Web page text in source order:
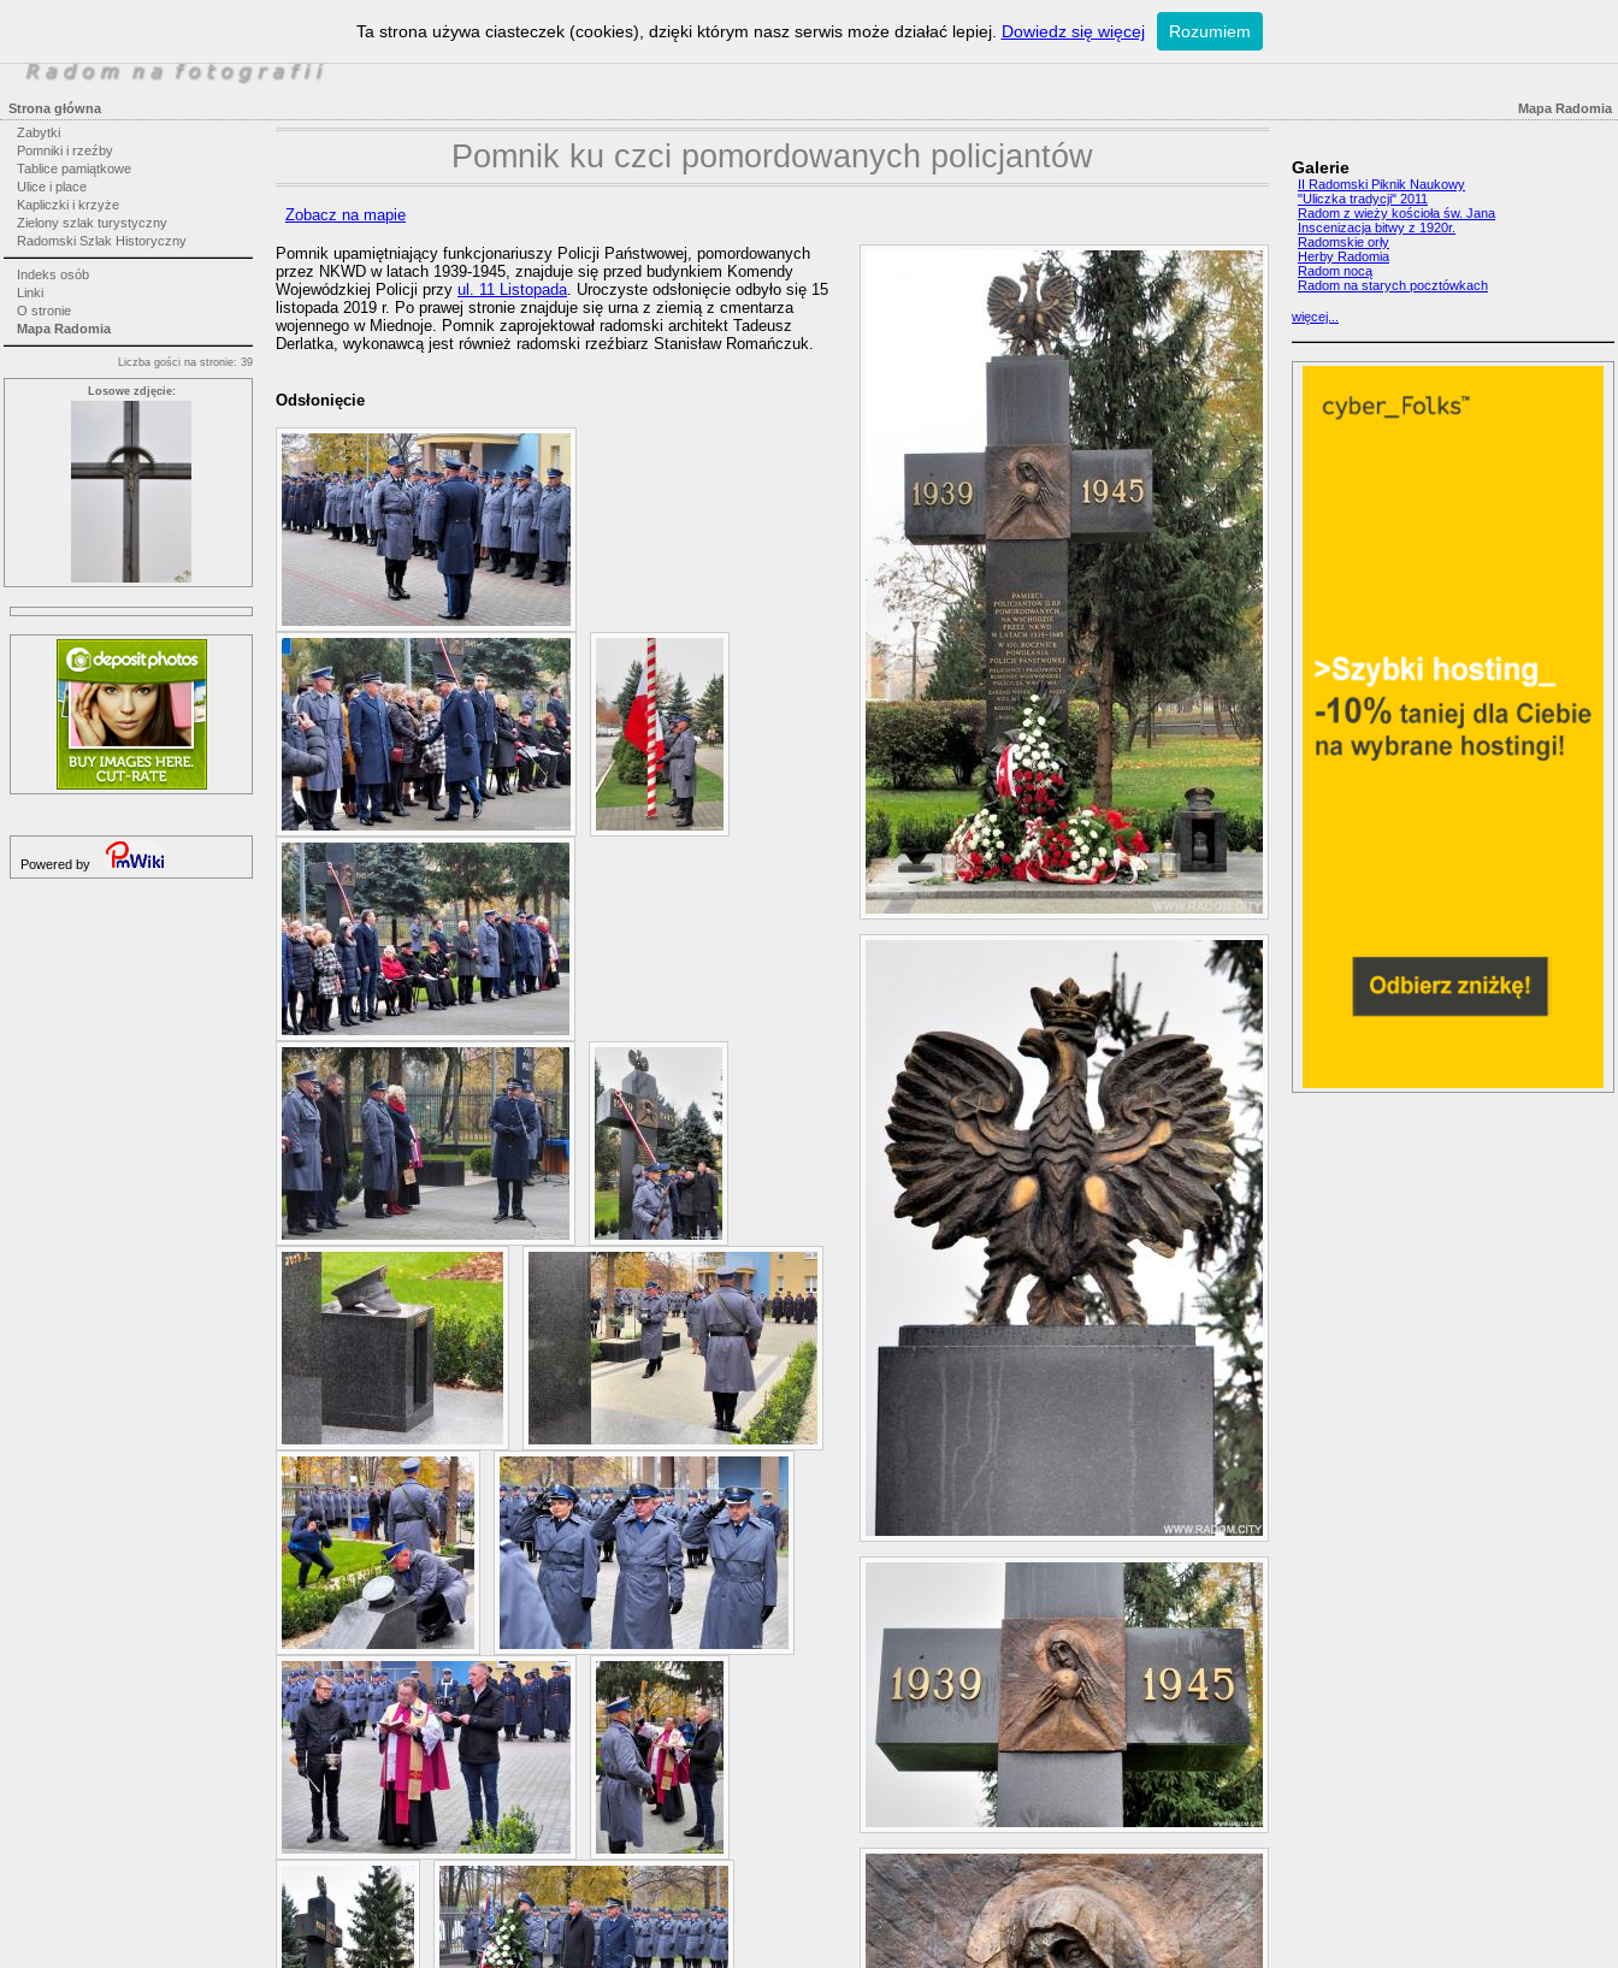
Mapa Radomia
Strona główna
Zabytki
Pomniki i rzeźby
Tablice pamiątkowe
Ulice i place
Kapliczki i krzyże
Zielony szlak turystyczny
Radomski Szlak Historyczny
Indeks osób
Linki
O stronie
Mapa Radomia
Liczba gości na stronie: 39
Losowe zdjęcie:
Powered by
Pomnik ku czci pomordowanych policjantów
Zobacz na mapie
Pomnik upamiętniający funkcjonariuszy Policji Państwowej, pomordowanych
przez NKWD w latach 1939-1945, znajduje się przed budynkiem Komendy
Wojewódzkiej Policji przy ul. 11 Listopada. Uroczyste odsłonięcie odbyło się 15
listopada 2019 r. Po prawej stronie znajduje się urna z ziemią z cmentarza
wojennego w Miednoje. Pomnik zaprojektował radomski architekt Tadeusz
Derlatka, wykonawcą jest również radomski rzeźbiarz Stanisław Romańczuk.
Odsłonięcie
Galerie
II Radomski Piknik Naukowy
"Uliczka tradycji" 2011
Radom z wieży kościoła św. Jana
Inscenizacja bitwy z 1920r.
Radomskie orły
Herby Radomia
Radom nocą
Radom na starych pocztówkach
więcej...
Ta strona używa ciasteczek (cookies), dzięki którym nasz serwis może działać lepiej. Dowiedz się więcej Rozumiem